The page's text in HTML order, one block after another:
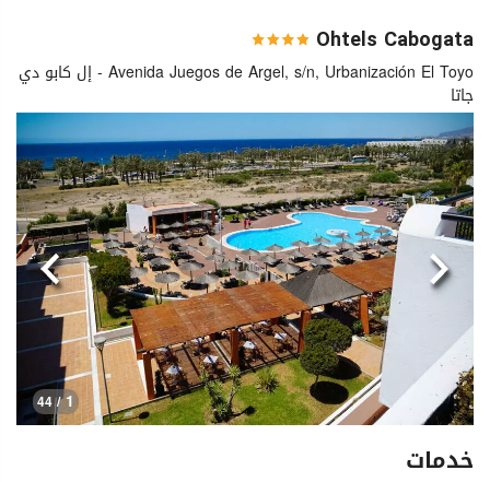
Ohtels Cabogata
Avenida Juegos de Argel, s/n, Urbanización El Toyo - إل كابو دي
جاتا
1
/ 44
السابق
خدمات